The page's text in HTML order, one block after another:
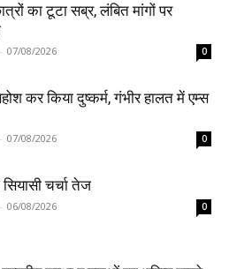
का टूटा सब्र, लंबित मांगों पर
- 07/08/2026 0
कर किया दुष्कर्म, गंभीर हालत में एम्स
- 07/08/2026 0
चर्चा तेज
- 06/08/2026 0